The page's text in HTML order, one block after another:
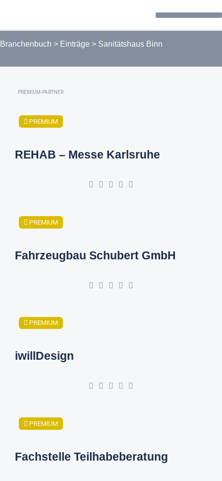
Branchenbuch > Einträge > Sanitätshaus Binn
PREMIUM-PARTNER
PREMIUM
REHAB – Messe Karlsruhe
PREMIUM
Fahrzeugbau Schubert GmbH
PREMIUM
iwillDesign
PREMIUM
Fachstelle Teilhabeberatung